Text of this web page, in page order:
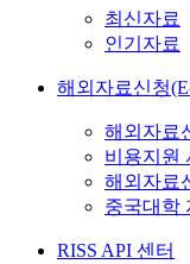
최신자료
인기자료
해외자료신청
해외자료
비용지원
해외자료
중국대학
RISS API 센터